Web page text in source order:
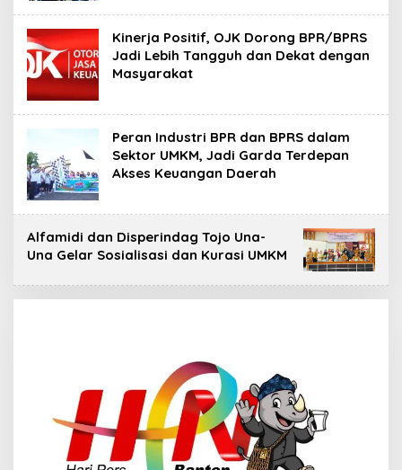
Kinerja Positif, OJK Dorong BPR/BPRS
Jadi Lebih Tangguh dan Dekat dengan
Masyarakat
Peran Industri BPR dan BPRS dalam
Sektor UMKM, Jadi Garda Terdepan
Akses Keuangan Daerah
Alfamidi dan Disperindag Tojo Una-
Una Gelar Sosialisasi dan Kurasi UMKM